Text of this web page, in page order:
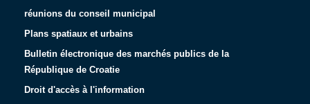
réunions du conseil municipal
Plans spatiaux et urbains
Bulletin électronique des marchés publics de la
République de Croatie
Droit d'accès à l'information